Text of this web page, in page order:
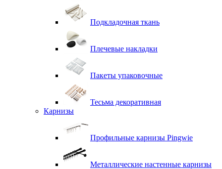
Подкладочная ткань
Плечевые накладки
Пакеты упаковочные
Тесьма декоративная
Карнизы
Профильные карнизы Pingwie
Металлические настенные карнизы